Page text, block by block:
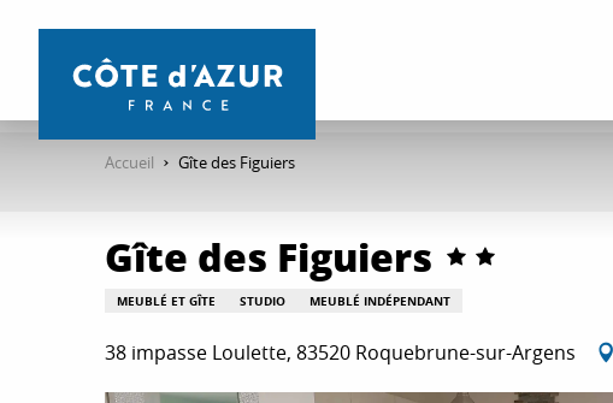
contenu
Accueil Gîte des Figuiers
Gîte des Figuiers
MEUBLÉ ET GÎTE STUDIO MEUBLÉ INDÉPENDANT
38 impasse Loulette, 83520 Roquebrune-sur-Argens